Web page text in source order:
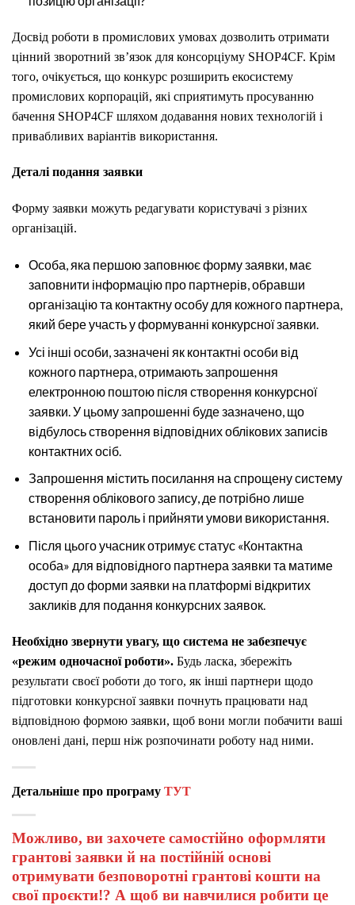
Досвід роботи в промислових умовах дозволить отримати
цінний зворотний зв’язок для консорціуму SHOP4CF. Крім
того, очікується, що конкурс розширить екосистему
промислових корпорацій, які сприятимуть просуванню
бачення SHOP4CF шляхом додавання нових технологій і
привабливих варіантів використання.
Деталі подання заявки
Форму заявки можуть редагувати користувачі з різних
організацій.
Особа, яка першою заповнює форму заявки, має
заповнити інформацію про партнерів, обравши
організацію та контактну особу для кожного партнера,
який бере участь у формуванні конкурсної заявки.
Усі інші особи, зазначені як контактні особи від
кожного партнера, отримають запрошення
електронною поштою після створення конкурсної
заявки. У цьому запрошенні буде зазначено, що
відбулось створення відповідних облікових записів
контактних осіб.
Запрошення містить посилання на спрощену систему
створення облікового запису, де потрібно лише
встановити пароль і прийняти умови використання.
Після цього учасник отримує статус «Контактна
особа» для відповідного партнера заявки та матиме
доступ до форми заявки на платформі відкритих
закликів для подання конкурсних заявок.
Необхідно звернути увагу, що система не забезпечує
«режим одночасної роботи». Будь ласка, збережіть
результати своєї роботи до того, як інші партнери щодо
підготовки конкурсної заявки почнуть працювати над
відповідною формою заявки, щоб вони могли побачити ваші
оновлені дані, перш ніж розпочинати роботу над ними.
Детальніше про програму ТУТ
Можливо, ви захочете самостійно оформляти
грантові заявки й на постійній основі
отримувати безповоротні грантові кошти на
свої проєкти!? А щоб ви навчилися робити це